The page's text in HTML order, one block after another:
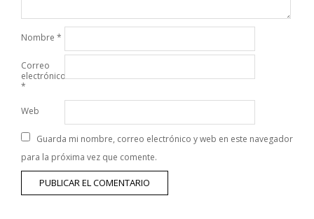
Nombre *
Correo
electrónico
*
Web
Guarda mi nombre, correo electrónico y web en este navegador
para la próxima vez que comente.